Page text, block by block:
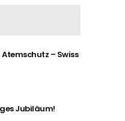
– Swiss
Jubiläum!